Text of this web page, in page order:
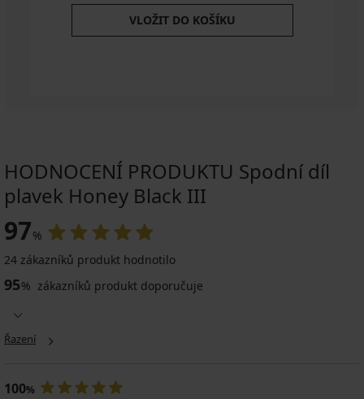
VLOŽIT DO KOŠÍKU
HODNOCENÍ PRODUKTU Spodní díl
plavek Honey Black III
97%
24 zákazníků produkt hodnotilo
95% zákazníků produkt doporučuje
Řazení
100%